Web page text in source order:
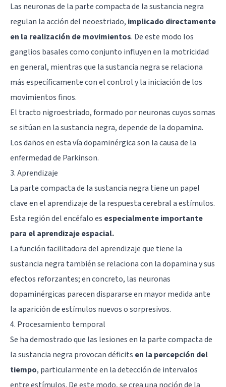
Las neuronas de la parte compacta de la sustancia negra
regulan la acción del neoestriado, implicado directamente
en la realización de movimientos. De este modo los
ganglios basales como conjunto influyen en la motricidad
en general, mientras que la sustancia negra se relaciona
más específicamente con el control y la iniciación de los
movimientos finos.
El tracto nigroestriado, formado por neuronas cuyos somas
se sitúan en la sustancia negra, depende de la dopamina.
Los daños en esta vía dopaminérgica son la causa de la
enfermedad de Parkinson.
3. Aprendizaje
La parte compacta de la sustancia negra tiene un papel
clave en el aprendizaje de la respuesta cerebral a estímulos.
Esta región del encéfalo es especialmente importante
para el aprendizaje espacial.
La función facilitadora del aprendizaje que tiene la
sustancia negra también se relaciona con la dopamina y sus
efectos reforzantes; en concreto, las neuronas
dopaminérgicas parecen dispararse en mayor medida ante
la aparición de estímulos nuevos o sorpresivos.
4. Procesamiento temporal
Se ha demostrado que las lesiones en la parte compacta de
la sustancia negra provocan déficits en la percepción del
tiempo, particularmente en la detección de intervalos